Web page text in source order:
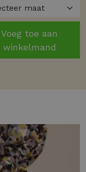
Voeg toe aan
winkelmand